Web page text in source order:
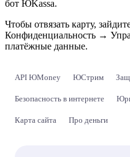
бот ЮKassa.
Чтобы отвязать карту,
Конфиденциальность →
платёжные данные.
API ЮMoney ЮСтрим
Безопасность в интернете
Карта сайта Про деньги